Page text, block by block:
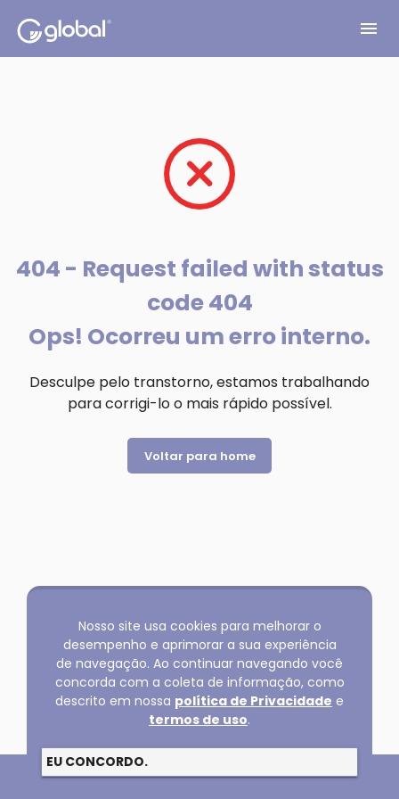
menu
404 - Request failed with status
code 404
Ops! Ocorreu um erro interno.
Desculpe pelo transtorno, estamos trabalhando
para corrigi-lo o mais rápido possível.
Voltar para home
Copyright @2026 GLOBAL SERVICOS LTDA
Nosso site usa cookies para melhorar o
desempenho e aprimorar a sua experiência
de navegação. Ao continuar navegando você
concorda com a coleta de informação, como
descrito em nossa política de Privacidade e
termos de uso.
EU CONCORDO.